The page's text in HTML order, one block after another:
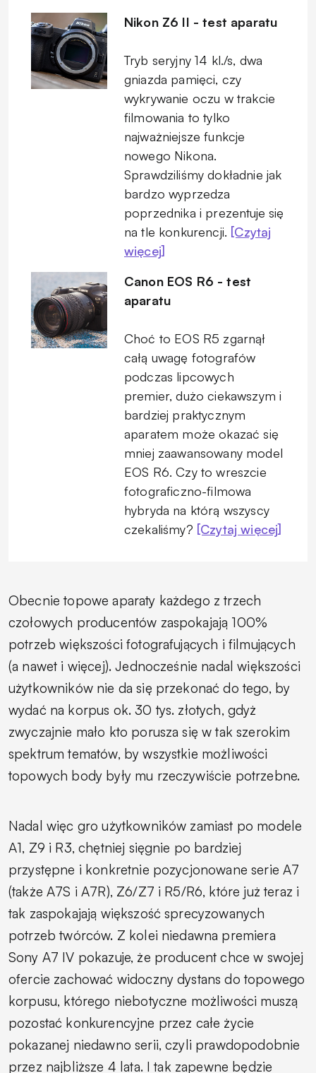
Nikon Z6 II - test aparatu
Tryb seryjny 14 kl./s, dwa
gniazda pamięci, czy
wykrywanie oczu w trakcie
filmowania to tylko
najważniejsze funkcje
nowego Nikona.
Sprawdziliśmy dokładnie jak
bardzo wyprzedza
poprzednika i prezentuje się
na tle konkurencji. [Czytaj
więcej]
Canon EOS R6 - test
aparatu
Choć to EOS R5 zgarnął
całą uwagę fotografów
podczas lipcowych
premier, dużo ciekawszym i
bardziej praktycznym
aparatem może okazać się
mniej zaawansowany model
EOS R6. Czy to wreszcie
fotograficzno-filmowa
hybryda na którą wszyscy
czekaliśmy? [Czytaj więcej]
Obecnie topowe aparaty każdego z trzech
czołowych producentów zaspokajają 100%
potrzeb większości fotografujących i filmujących
(a nawet i więcej). Jednocześnie nadal większości
użytkowników nie da się przekonać do tego, by
wydać na korpus ok. 30 tys. złotych, gdyż
zwyczajnie mało kto porusza się w tak szerokim
spektrum tematów, by wszystkie możliwości
topowych body były mu rzeczywiście potrzebne.
Nadal więc gro użytkowników zamiast po modele
A1, Z9 i R3, chętniej sięgnie po bardziej
przystępne i konkretnie pozycjonowane serie A7
(także A7S i A7R), Z6/Z7 i R5/R6, które już teraz i
tak zaspokajają większość sprecyzowanych
potrzeb twórców. Z kolei niedawna premiera
Sony A7 IV pokazuje, że producent chce w swojej
ofercie zachować widoczny dystans do topowego
korpusu, którego niebotyczne możliwości muszą
pozostać konkurencyjne przez całe życie
pokazanej niedawno serii, czyli prawdopodobnie
przez najbliższe 4 lata. I tak zapewne będzie